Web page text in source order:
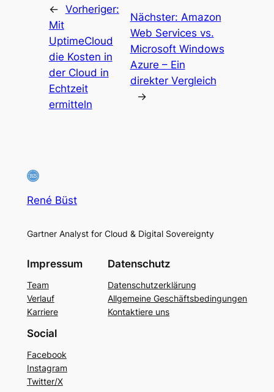
← Vorheriger:
Mit
UptimeCloud
die Kosten in
der Cloud in
Echtzeit
ermitteln
Nächster: Amazon
Web Services vs.
Microsoft Windows
Azure – Ein
direkter Vergleich
→
René Büst
Gartner Analyst for Cloud & Digital Sovereignty
Impressum
Team
Verlauf
Karriere
Datenschutz
Datenschutzerklärung
Allgemeine Geschäftsbedingungen
Kontaktiere uns
Social
Facebook
Instagram
Twitter/X